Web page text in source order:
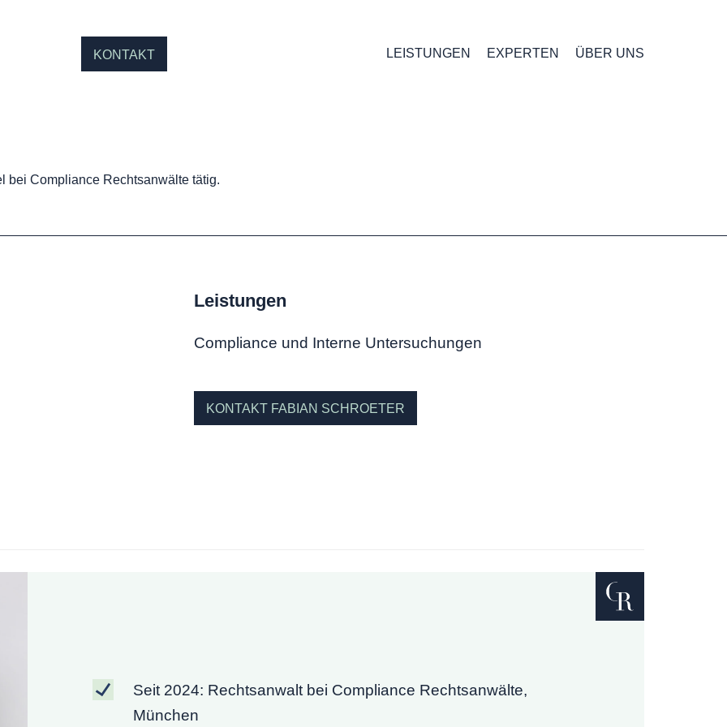
KONTAKT LEISTUNGEN EXPERTEN ÜBER UNS
bei Compliance Rechtsanwälte tätig.
Leistungen
Compliance und Interne Untersuchungen
KONTAKT FABIAN SCHROETER
Seit 2024: Rechtsanwalt bei Compliance Rechtsanwälte,
München